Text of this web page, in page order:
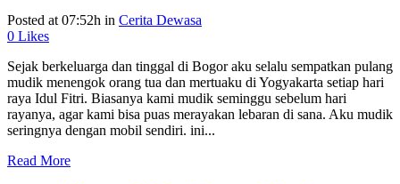
Posted at 07:52h in Cerita Dewasa
0 Likes
Sejak berkeluarga dan tinggal di Bogor aku selalu sempatkan pulang
mudik menengok orang tua dan mertuaku di Yogyakarta setiap hari
raya Idul Fitri. Biasanya kami mudik seminggu sebelum hari
rayanya, agar kami bisa puas merayakan lebaran di sana. Aku mudik
seringnya dengan mobil sendiri. ini...
Read More